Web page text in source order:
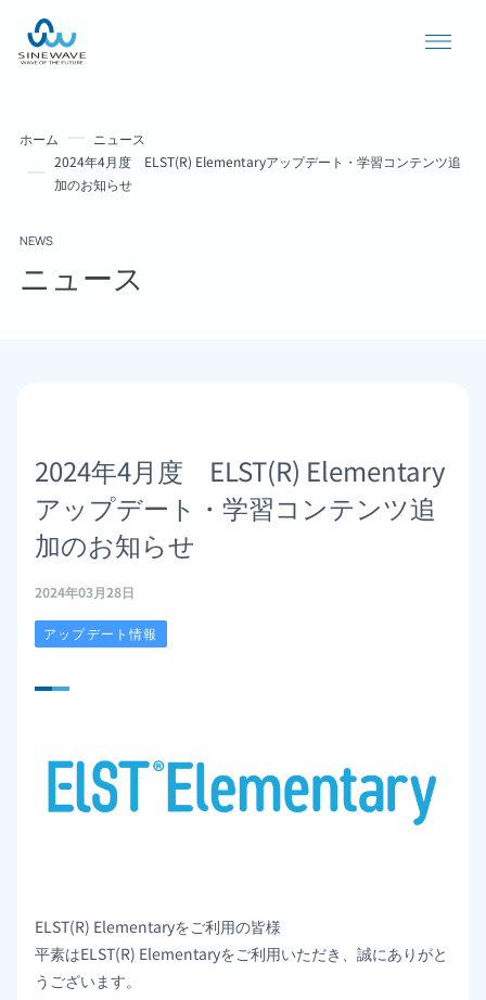
ホーム
ニュース
2024年4月度 ELST(R) Elementaryアップデート・学習コンテンツ追
加のお知らせ
NEWS
ニュース
2024年4月度 ELST(R) Elementary
アップデート・学習コンテンツ追
加のお知らせ
2024年03月28日
アップデート情報
ELST(R) Elementaryをご利用の皆様
平素はELST(R) Elementaryをご利用いただき、誠にありがと
うございます。